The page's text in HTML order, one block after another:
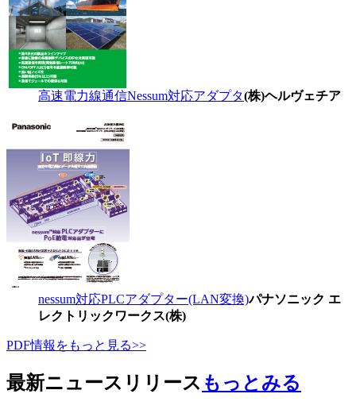
高速電力線通信Nessum対応アダプタ(株)ヘルヴェチア
nessum対応PLCアダプター(LAN変換)パナソニック エ
レクトリックワークス(株)
PDF情報をもっと見る>>
最新ニュースリリース もっとみる